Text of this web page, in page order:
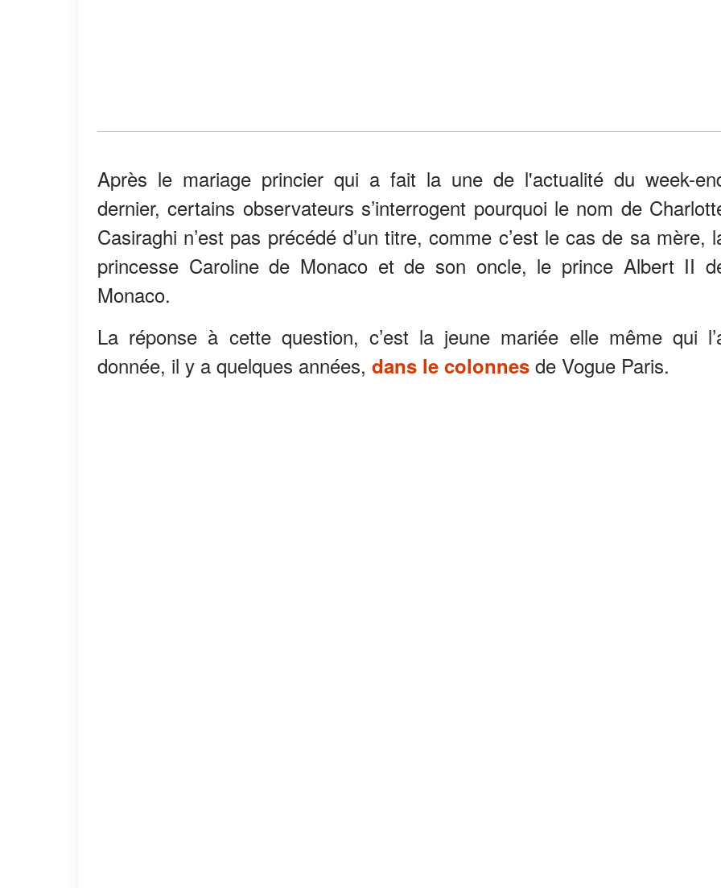
Après le mariage princier qui a fait la une de l'actualité du week-
dernier, certains observateurs s’interrogent pourquoi le nom de
Casiraghi n’est pas précédé d’un titre, comme c’est le cas de sa mère,
princesse Caroline de Monaco et de son oncle, le prince Albert II
Monaco.
La réponse à cette question, c’est la jeune mariée elle même qui
donnée, il y a quelques années, dans le colonnes de Vogue Paris.